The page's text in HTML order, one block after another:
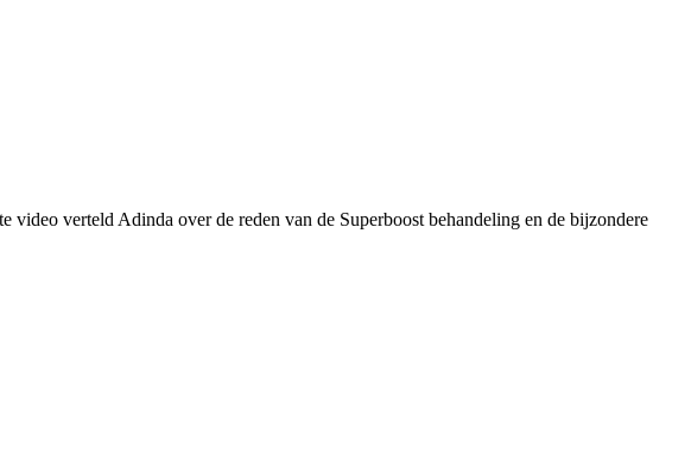
verteld Adinda over de reden van de Superboost behandeling en de bijzondere